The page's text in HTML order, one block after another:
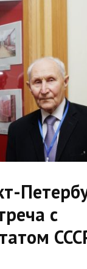
с